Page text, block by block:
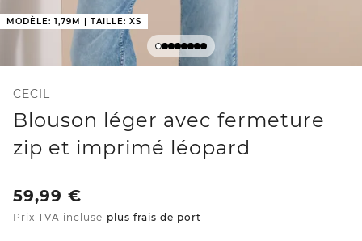
MODÈLE: 1,79M | TAILLE: XS
CECIL
Blouson léger avec fermeture
zip et imprimé léopard
59,99 €
Prix TVA incluse plus frais de port